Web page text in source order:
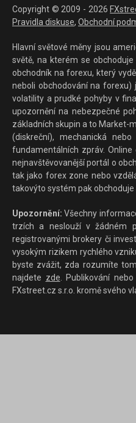
Copyright © 2009 - 2026
Pravidla diskuse, Obchodní
Hlavní světové měny jsou
světě, na kterém se
obchodník na forexu, který
neboli obchodování na
volatility a prudké pohyby v
upozornění na nebezpečné
základních skupin a to Market-
(diskreční), mechanická
fundamentálních zpráv.
nejnavštěvovanější portál o
tak jako forex zone nebo
takovýto systém pak
Upozornění: Všechny
trzích a neslouží v žádném
registrovanými brokery či
vysokým rizikem rychlého
byste zvážit, zda rozumíte
najdete zde. Publikování
FXstreet.cz s.r.o. kromě svého